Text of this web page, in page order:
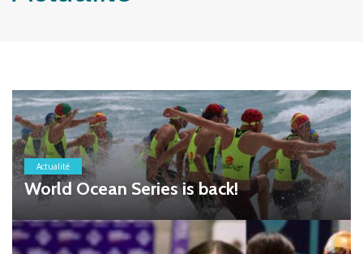
Actualité
World Ocean Series is back!